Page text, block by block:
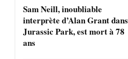
Sam Neill, inoubliable
interprète d’Alan Grant dans
Jurassic Park, est mort à 78
ans